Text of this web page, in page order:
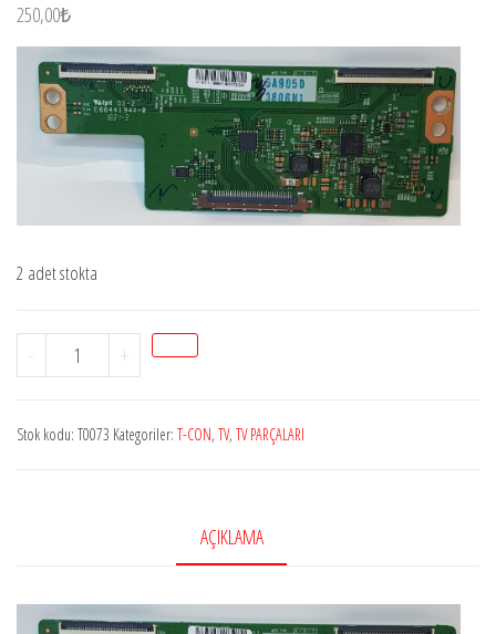
250,00₺
2 adet stokta
-
6871l-
T-
+
Stok kodu: T0073 Kategoriler: T-CON, TV, TV PARÇALARI
AÇIKLAMA